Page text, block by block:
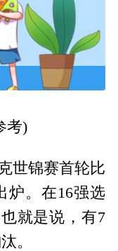
考)
世锦赛首轮比
炉。在16强选
就是说，有7
。